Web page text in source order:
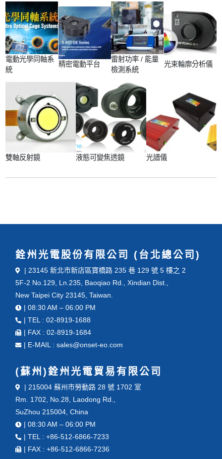
電動光學同軸系
統
精密電動平台
雷射功率 / 能量
檢測系統
光束輪廓分析儀
雙軸反射鏡 液態可變焦透鏡 光譜儀
銓州光電股份有限公司 (台北總公司)
| 23145 新北市新店區寶橋路 235 巷 129 號 5 樓之 2
5F-2 No.129, Ln.235, Baoqiao Rd., Xindian Dist.,
New Taipei City 23145, Taiwan.
| 08:30 AM – 06:00 PM
| TEL : 02-8919-1688
| FAX : 02-8919-1684
| E-MAIL : sales@onset-eo.com
(蘇州)銓州光電貿易有限公司
| 215004 蘇州市勞動路 28 號 1702 室
Rm. 1702, No.28, Laodong Rd.,
SuZhou 215004, China
| 08:30 AM – 06:00 PM
| TEL : +86-512-6866-7233
| FAX : +86-512-6866-7236